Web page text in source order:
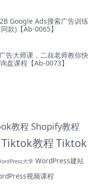
Google Ads搜索广告训练
款)【Ab-0065】
告大师课，二叔老师教你快
盘课程【Ab-0073】
教程 Shopify教程
Tiktok教程Tiktok
大学 WordPress建站
视频课程